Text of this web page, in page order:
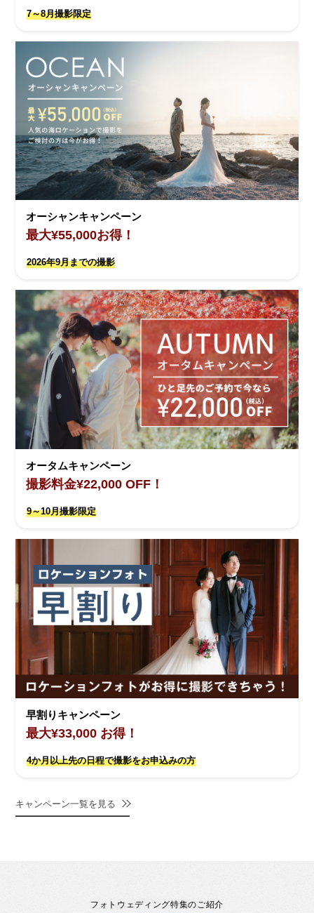
7～8月撮影限定
オーシャンキャンペーン
最大¥55,000お得！
2026年9月までの撮影
オータムキャンペーン
撮影料金¥22,000 OFF！
9～10月撮影限定
早割りキャンペーン
最大¥33,000 お得！
4か月以上先の日程で撮影をお申込みの方
キャンペーン一覧を見る
フォトウェディング特集のご紹介